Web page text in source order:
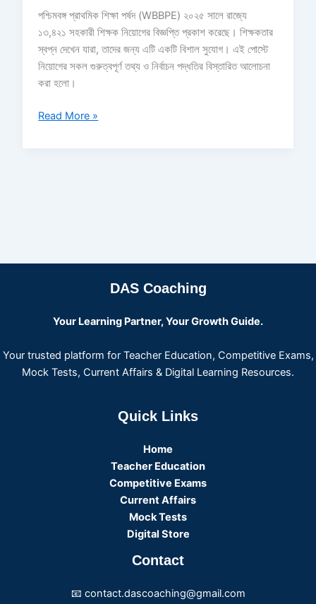
পশ্চিমবঙ্গ প্রাথমিক শিক্ষা পর্ষদ (WBBPE) ২০২৫ সালে রাজ্যে
১৩,৪২১ সহকারী শিক্ষক নিয়োগের বিজ্ঞপ্তি প্রকাশ করেছে। শিক্ষকতার
স্বপ্ন দেখেন যারা, তাদের জন্য এটি একটি বিশাল সুযোগ। এই পোস্টে
নিয়োগের সকল গুরুত্বপূর্ণ তথ্য ও নির্বাচন পদ্ধতির বিস্তারিত আলোচনা
করা হলো।
Read More »
DAS Coaching
Your Learning Partner, Your Growth Guide.
Your trusted platform for Teacher Education, Competitive Exams,
Mock Tests, Current Affairs & Digital Learning Resources.
Quick Links
Home
Teacher Education
Competitive Exams
Current Affairs
Mock Tests
Digital Store
Contact
📧 contact.dascoaching@gmail.com